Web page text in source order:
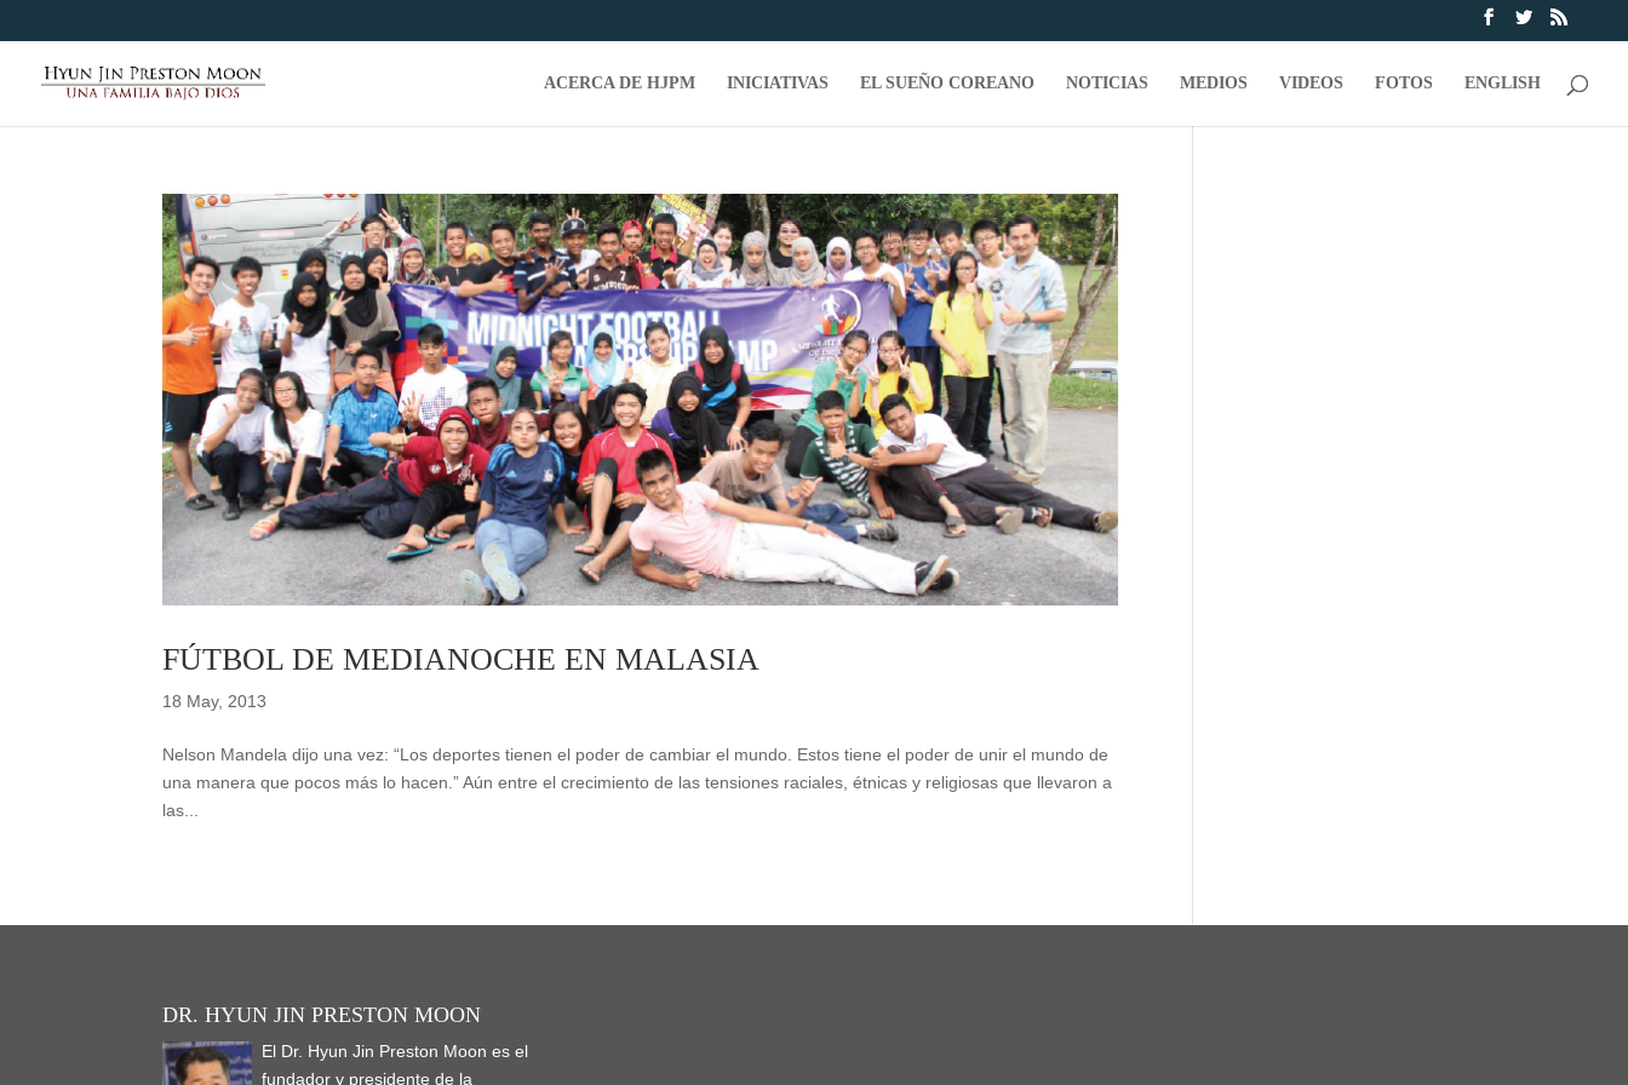
ACERCA DE HJPM INICIATIVAS EL SUEÑO COREANO NOTICIAS MEDIOS VIDEOS FOTOS ENGLISH
FÚTBOL DE MEDIANOCHE EN MALASIA
18 May, 2013
Nelson Mandela dijo una vez: “Los deportes tienen el poder de cambiar el mundo. Estos tiene el poder de unir el mundo de
una manera que pocos más lo hacen.” Aún entre el crecimiento de las tensiones raciales, étnicas y religiosas que llevaron a
las...
DR. HYUN JIN PRESTON MOON
El Dr. Hyun Jin Preston Moon es el
fundador y presidente de la